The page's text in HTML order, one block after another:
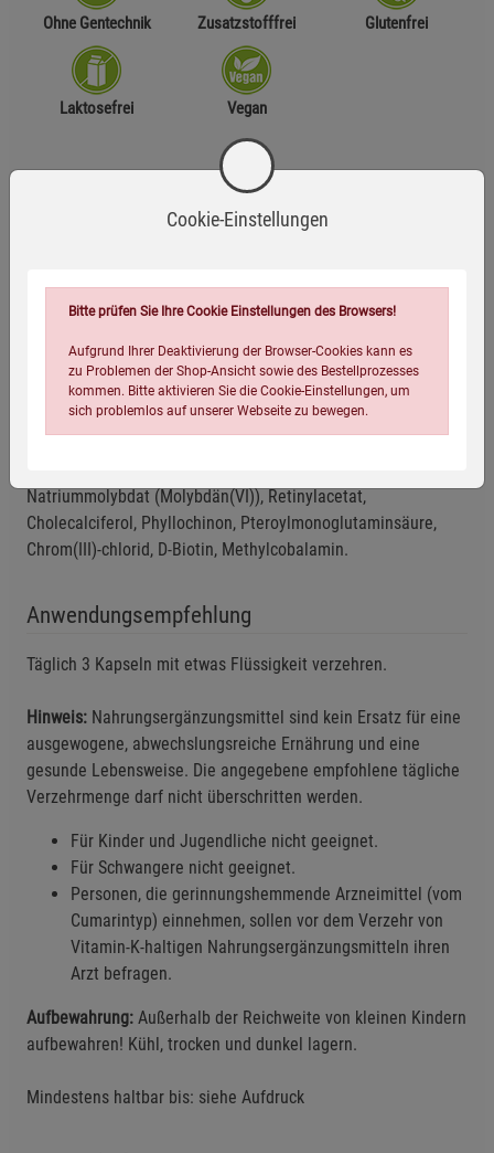
Ohne Gentechnik Zusatzstofffrei Glutenfrei
Laktosefrei Vegan
Magnesiumsalze der Citronensäure, L-Ascorbinsäure,
Kapselhülle), Calciumoxid, Bitterorangen-Fruchtextrakt 6:1
(Citrus aurantium, enthält 60 % Bioflavonoide), L-Lysin-
Rindenextrakt 20:1 (Pinus pinaster, enthält 95 % Pro-
anthocyanidine), L-Carnitin-L-Tartrat, L-Cystein-Hydrochlorid,
Calcium-D-pantothenat, Nicotinamid, L-Arginin, Myo Inositol,
Natriummolybdat (Molybdän(VI)), Retinylacetat,
Cholecalciferol, Phyllochinon, Pteroylmonoglutaminsäure,
Chrom(III)-chlorid, D-Biotin, Methylcobalamin.
Anwendungsempfehlung
Täglich 3 Kapseln mit etwas Flüssigkeit verzehren.
Hinweis: Nahrungsergänzungsmittel sind kein Ersatz für eine
ausgewogene, abwechslungsreiche Ernährung und eine
gesunde Lebensweise. Die angegebene empfohlene tägliche
Verzehrmenge darf nicht überschritten werden.
Für Kinder und Jugendliche nicht geeignet.
Für Schwangere nicht geeignet.
Personen, die gerinnungshemmende Arzneimittel (vom
Cumarintyp) einnehmen, sollen vor dem Verzehr von
Vitamin-K-haltigen Nahrungsergänzungsmitteln ihren
Arzt befragen.
Aufbewahrung: Außerhalb der Reichweite von kleinen Kindern
aufbewahren! Kühl, trocken und dunkel lagern.
Mindestens haltbar bis: siehe Aufdruck
Cookie-Einstellungen
Bitte prüfen Sie Ihre Cookie Einstellungen des Browsers!
Aufgrund Ihrer Deaktivierung der Browser-Cookies kann es
zu Problemen der Shop-Ansicht sowie des Bestellprozesses
kommen. Bitte aktivieren Sie die Cookie-Einstellungen, um
sich problemlos auf unserer Webseite zu bewegen.
Einstellungen speichern für die GruppeEinstellungen speichern für die Gruppe
Zurück Einstellungen speichern für die Gruppe
Einwilligung nicht erteilen
Notwendige Cookies (5)
Beschreibung Notwendige Cookies
Cookie-Informationenanzeigen
Funktionale Cookies (1)
Beschreibung Funktionale Cookies
Cookie-Informationenanzeigen
Statistik Cookies (2)
Beschreibung Statistik Cookies